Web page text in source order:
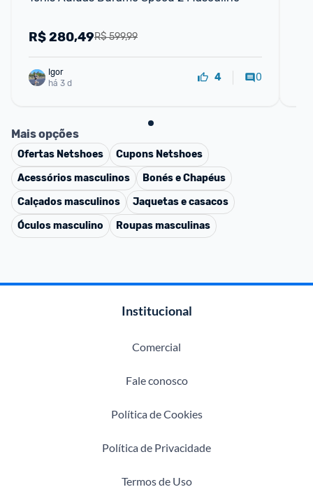
R$ 599,99
R$280,49
Igor
há 3 d
4 0
Mais opções
Ofertas Netshoes Cupons Netshoes
Acessórios masculinos
Bonés e Chapéus
Calçados masculinos
Jaquetas e casacos
Óculos masculino
Roupas masculinas
Institucional
Comercial
Fale conosco
Política de Cookies
Política de Privacidade
Termos de Uso